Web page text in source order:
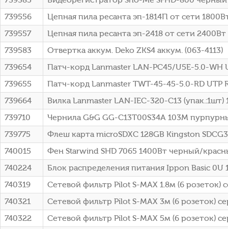
739556
Цепная пила ресанта эп-1814П от сети
739557
Цепная пила ресанта эп-2418 от сети
739583
Отвертка аккум. Deko ZKS4 аккум. (063-4113)
739654
Патч-корд Lanmaster LAN-PC45/U5E-5.0-WH
739655
Патч-корд Lanmaster TWT-45-45-5.0-RD UTP
739664
Вилка Lanmaster LAN-IEC-320-C13
739710
Чернила G&G GG-C13T00S34A 103M
739775
Флеш карта microSDXC 128GB Kingston
740015
Фен Starwind SHD 7065 1400Вт черный/
740224
Блок распределения питания Ippon Basic 0U
740319
Сетевой фильтр Pilot S-MAX 1.8м (6 розеток)
740321
Сетевой фильтр Pilot S-MAX 3м (6 розеток)
740322
Сетевой фильтр Pilot S-MAX 5м (6 розеток)